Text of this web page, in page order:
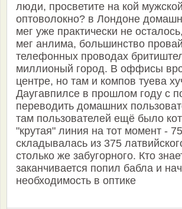
люди, просветите на кой
оптоволокно? в Лондоне
мег уже практически не
мег анлима, большинство
телефонных проводах
миллионый город. В оффисы
центре, но там и компов туева
Даугавпилсе в прошлом году с
переводить домашних
там пользователей ещё было
"крутая" линия на тот момент -
складывалась из 375
столько же забугорного. Кто
заканчивается попил бабла и
необходимость в оптике